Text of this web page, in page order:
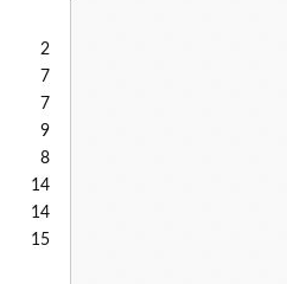
2
7
7
9
8
14
14
15